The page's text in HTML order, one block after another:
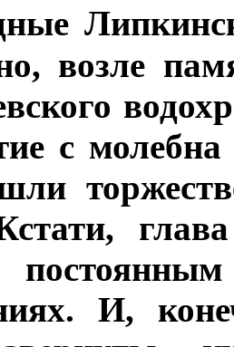
возле
с
И,